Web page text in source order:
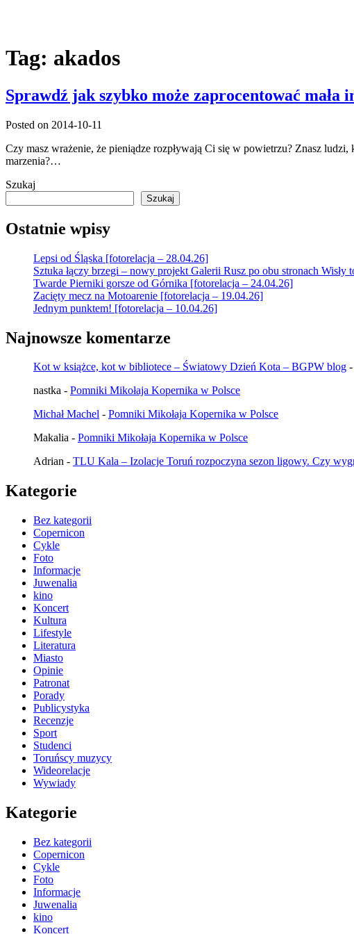
Tag: akados
Sprawdź jak szybko może zaprocentować
Posted on 2014-10-11
Czy masz wrażenie, że pieniądze rozpływają Ci się w powietrzu? Znasz
marzenia?…
Szukaj
Szukaj
Ostatnie wpisy
Lepsi od Śląska [fotorelacja – 28.04.26]
Sztuka łączy brzegi – nowy projekt Galerii Rusz po obu stronach Wisły
Twarde Pierniki gorsze od Górnika [fotorelacja – 24.04.26]
Zacięty mecz na Motoarenie [fotorelacja – 19.04.26]
Jednym punktem! [fotorelacja – 10.04.26]
Najnowsze komentarze
Kot w książce, kot w bibliotece – Światowy Dzień Kota – BGPW blog -
nastka - Pomniki Mikołaja Kopernika w Polsce
Michał Machel - Pomniki Mikołaja Kopernika w Polsce
Makalia - Pomniki Mikołaja Kopernika w Polsce
Adrian - TLU Kala – Izolacje Toruń rozpoczyna sezon ligowy. Czy
Kategorie
Bez kategorii
Copernicon
Cykle
Foto
Informacje
Juwenalia
kino
Koncert
Kultura
Lifestyle
Literatura
Miasto
Opinie
Patronat
Porady
Publicystyka
Recenzje
Sport
Studenci
Toruńscy muzycy
Wideorelacje
Wywiady
Kategorie
Bez kategorii
Copernicon
Cykle
Foto
Informacje
Juwenalia
kino
Koncert